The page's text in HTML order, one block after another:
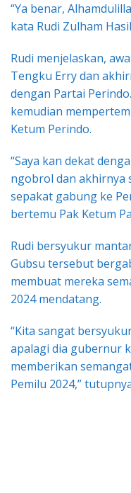
“Ya benar,
kata Rudi Zulham
Rudi menjelaskan,
Tengku Erry dan
dengan Partai
kemudian
Ketum Perindo.
“Saya kan dekat
ngobrol dan akhirnya
sepakat gabung ke
bertemu Pak Ketum
Rudi bersyukur
Gubsu tersebut
membuat mereka
2024 mendatang.
“Kita sangat
apalagi dia gubernur
memberikan
Pemilu 2024,”